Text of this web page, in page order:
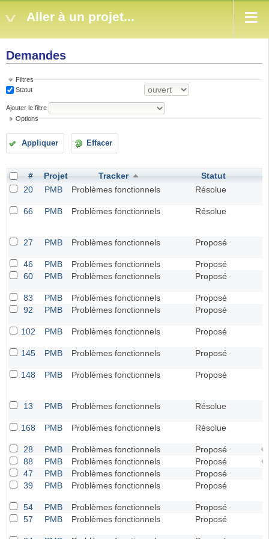
Aller à un projet...
Demandes
Filtres
Statut
Ajouter le filtre
Options
Appliquer Effacer
# Projet Tracker Statut
20
PMB Problèmes fonctionnels Résolue
66 PMB Problèmes fonctionnels Résolue
27 PMB Problèmes fonctionnels Proposé
46 PMB Problèmes fonctionnels Proposé
60
PMB Problèmes fonctionnels Proposé
83 PMB Problèmes fonctionnels Proposé
92
PMB Problèmes fonctionnels Proposé
102 PMB Problèmes fonctionnels Proposé
145 PMB Problèmes fonctionnels Proposé
148 PMB Problèmes fonctionnels Proposé
13 PMB Problèmes fonctionnels Résolue
168 PMB Problèmes fonctionnels Résolue
28 PMB Problèmes fonctionnels Proposé
88
PMB Problèmes fonctionnels Proposé
47
PMB Problèmes fonctionnels Proposé
39
PMB Problèmes fonctionnels Proposé
54 PMB Problèmes fonctionnels Proposé
57
PMB Problèmes fonctionnels Proposé